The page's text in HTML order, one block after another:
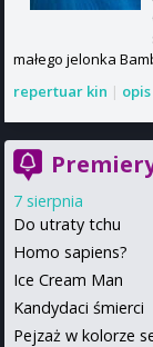
małego jelonka
repertuar kin |
7 sierpnia
Do utraty tchu
Homo sapiens?
Ice Cream Man
Kandydaci śmierci
Pejzaż w kolorze